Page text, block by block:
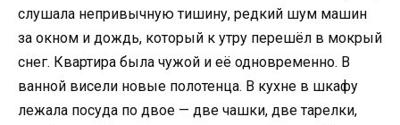
слушала непривычную тишину, редкий шум машин
за окном и дождь, который к утру перешёл в мокрый
снег. Квартира была чужой и её одновременно. В
ванной висели новые полотенца. В кухне в шкафу
лежала посуда по двое — две чашки, две тарелки,